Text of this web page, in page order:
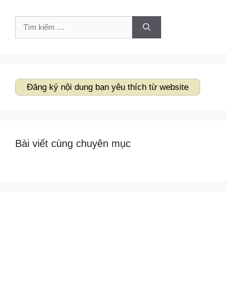
Tìm
Đăng ký nội dung bạn yêu thích từ website
Bài viết cùng chuyên mục